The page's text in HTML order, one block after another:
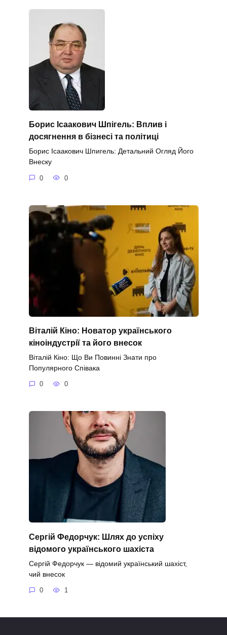
Борис Ісаакович Шпігель: Вплив і
досягнення в бізнесі та політиці
Борис Ісаакович Шпигель: Детальний Огляд Його
Внеску
0 0
Віталій Кіно: Новатор українського
кіноіндустрії та його внесок
Віталій Кіно: Що Ви Повинні Знати про
Популярного Співака
0 0
Сергій Федорчук: Шлях до успіху
відомого українського шахіста
Сергій Федорчук — відомий український шахіст,
чий внесок
0 1